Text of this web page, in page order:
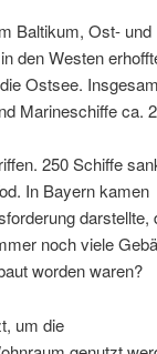
Baltikum, Ost- und
den Westen
Ostsee.
Marineschiffe ca.
250 Schiffe
In Bayern kamen
darstellte,
noch viele
worden waren?
um die